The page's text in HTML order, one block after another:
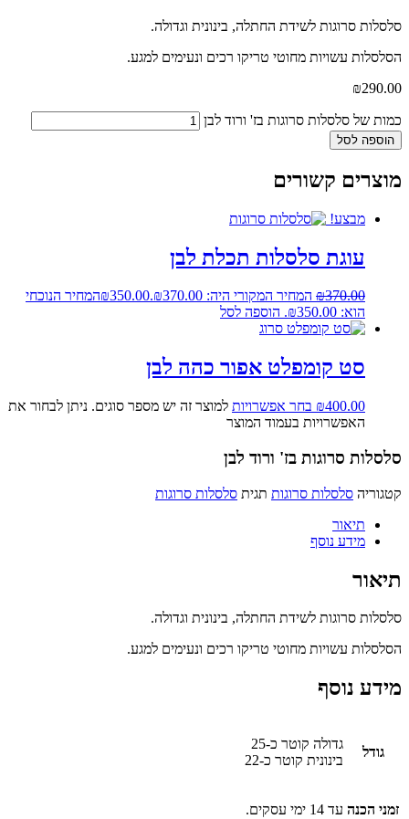
סלסלות סרוגות לשידת החתלה, בינונית וגדולה.
הסלסלות עשויות מחוטי טריקו רכים ונעימים למגע.
₪290.00
כמות של סלסלות סרוגות בז' ורוד לבן
הוספה לסל
מוצרים קשורים
מבצע!
עוגת סלסלות תכלת לבן
₪370.00 המחיר המקורי היה: ₪370.00. ₪350.00
המחיר הנוכחי
הוא: ₪350.00.
הוספה לסל
סט קומפלט אפור כהה לבן
₪400.00 בחר אפשרויות למוצר זה יש מספר סוגים. ניתן לבחור את
האפשרויות בעמוד המוצר
סלסלות סרוגות בז' ורוד לבן
קטגוריה סלסלות סרוגות תגית סלסלות סרוגות
תיאור
מידע נוסף
תיאור
סלסלות סרוגות לשידת החתלה, בינונית וגדולה.
הסלסלות עשויות מחוטי טריקו רכים ונעימים למגע.
מידע נוסף
גודל
גדולה קוטר כ-25
בינונית קוטר כ-22
זמני הכנה עד 14 ימי עסקים.